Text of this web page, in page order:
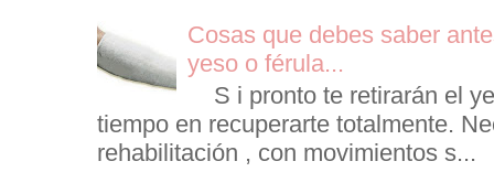
Cosas que debes saber
yeso o férula...
S i pronto te retirarán el
tiempo en recuperarte totalmente.
rehabilitación , con movimientos s...